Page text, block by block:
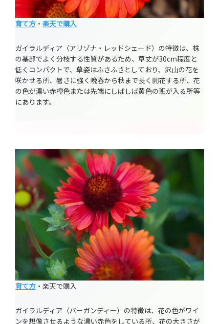
育て方 ・楽天で購入
ガイラルディア（アリゾナ・レッドシェード）の特徴は、株
の基部でよく分枝する性質があるため、草丈が30cm程度と
低くコンパクトで、草姿はふさふさとしており、沢山の花を
咲かせる所、暑さに強く晩春から秋まで長く開花する所、花
の色が濃い赤橙色または先端にしばしば黄色の班が入る所等
にあります。
育て方 ・楽天で購入
ガイラルディア（バーガンディー）の特徴は、花の色がワイ
ンを想像させるような濃い赤色をしている所、花の大きさが